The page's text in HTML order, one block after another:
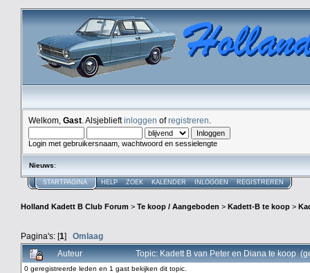
Welkom, Gast . Alsjeblieftinloggen ofregistreren
Login met gebruikersnaam, wachtwoord en sessielengte
Nieuws:
STARTPAGINA HELP ZOEK KALENDER INLOGGEN REGISTREREN
Holland Kadett B Club Forum > Te koop / Aangeboden > Kadett-B te koop >
Pagina's: [1] Omlaag
Auteur
Topic: Kadett B van Peter en Diana te koop
0 geregistreerde leden en 1 gast bekijken dit topic.